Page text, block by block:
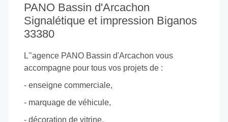
PANO Bassin d'Arcachon
Signalétique et impression Biganos
33380
L'’agence PANO Bassin d'Arcachon vous
accompagne pour tous vos projets de :
- enseigne commerciale,
- marquage de véhicule,
- décoration de vitrine,